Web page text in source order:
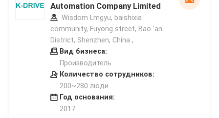
Automation Company Limited
Wisdom Lmgyu, baishixia
community, Fuyong street, Bao 'an
District, Shenzhen, China ,
Вид бизнеса:
Производитель
Количество сотрудников:
200~280 люди
Год основания:
2017